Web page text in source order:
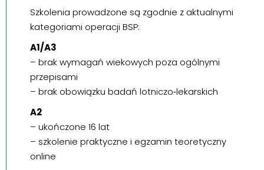
Szkolenia prowadzone są zgodnie z aktualnymi
kategoriami operacji BSP:
A1/A3
– brak wymagań wiekowych poza ogólnymi
przepisami
– brak obowiązku badań lotniczo‑lekarskich
A2
– ukończone 16 lat
– szkolenie praktyczne i egzamin teoretyczny
online